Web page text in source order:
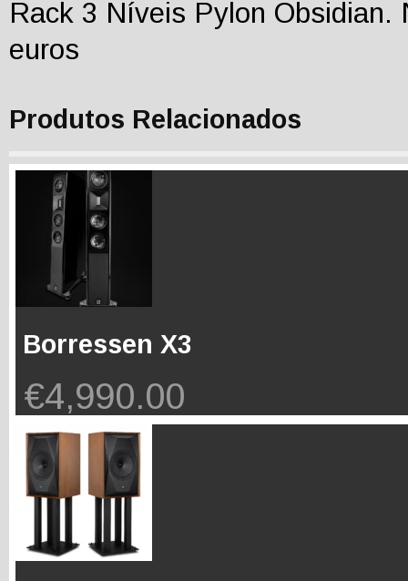
Rack 3 Níveis Pylon Obsidian.
euros
Produtos Relacionados
Borressen X3
€4,990.00